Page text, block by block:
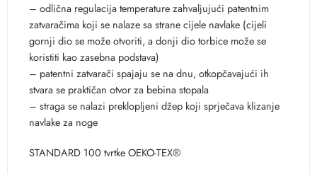
– odlična regulacija temperature zahvaljujući patentnim
zatvaračima koji se nalaze sa strane cijele navlake (cijeli
gornji dio se može otvoriti, a donji dio torbice može se
koristiti kao zasebna podstava)
– patentni zatvarači spajaju se na dnu, otkopčavajući ih
stvara se praktičan otvor za bebina stopala
– straga se nalazi preklopljeni džep koji sprječava klizanje
navlake za noge
STANDARD 100 tvrtke OEKO-TEX®